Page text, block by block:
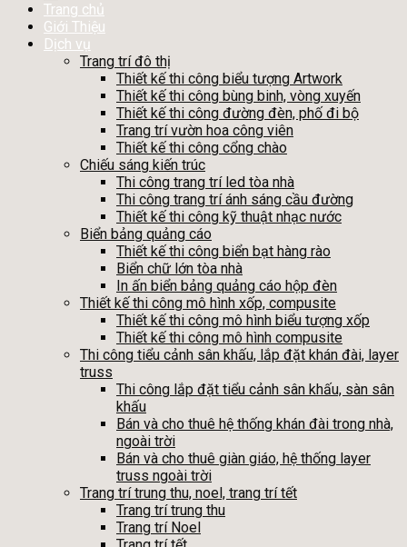
Trang chủ
Giới Thiệu
Dịch vụ
Trang trí đô thị
Thiết kế thi công biểu tượng Artwork
Thiết kế thi công bùng binh, vòng xuyến
Thiết kế thi công đường đèn, phố đi bộ
Trang trí vườn hoa công viên
Thiết kế thi công cổng chào
Chiếu sáng kiến trúc
Thi công trang trí led tòa nhà
Thi công trang trí ánh sáng cầu đường
Thiết kế thi công kỹ thuật nhạc nước
Biển bảng quảng cáo
Thiết kế thi công biển bạt hàng rào
Biển chữ lớn tòa nhà
In ấn biển bảng quảng cáo hộp đèn
Thiết kế thi công mô hình xốp, compusite
Thiết kế thi công mô hình biểu tượng xốp
Thiết kế thi công mô hình compusite
Thi công tiểu cảnh sân khấu, lắp đặt khán đài, layer
truss
Thi công lắp đặt tiểu cảnh sân khấu, sàn sân
khấu
Bán và cho thuê hệ thống khán đài trong nhà,
ngoài trời
Bán và cho thuê giàn giáo, hệ thống layer
truss ngoài trời
Trang trí trung thu, noel, trang trí tết
Trang trí trung thu
Trang trí Noel